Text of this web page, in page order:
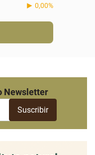
0,00%
Newsletter